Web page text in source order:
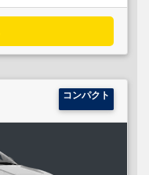
コンパクト